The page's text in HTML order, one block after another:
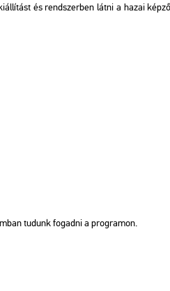
és rend­szer­ben látni a hazai
tu­dunk fo­gad­ni a prog­ra­mon.